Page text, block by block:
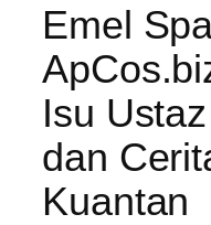
Emel
Isu
dan
Kuantan